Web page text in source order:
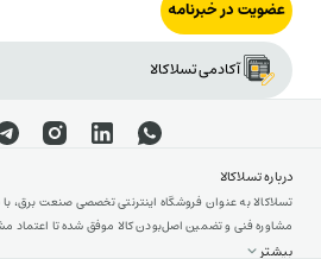
عضویت در خبرنامه
آکادمی تسلاکالا
درباره تسلاکالا
تسلاکالا به عنوان فروشگاه اینترنتی تخصصی صنعت برق،
مشاوره فنی و تضمین اصل‌بودن کالا موفق شده تا اعتماد
ورود به سایت تسلاکالا با دنیایی از تجهیزات رو به رو
بیشتر